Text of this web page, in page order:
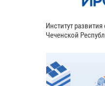
Институт
Чеченской